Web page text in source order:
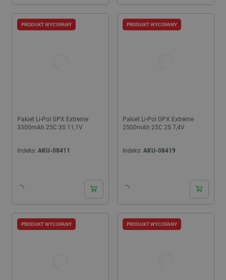
Pakiet Li-Pol GPX Extreme
3300mAh 25C 3S 11,1V
Indeks: AKU-08411
PRODUKT WYCOFANY
Pakiet Li-Pol GPX Extreme
2500mAh 25C 2S 7,4V
Indeks: AKU-08419
PRODUKT WYCOFANY
PRODUKT WYCOFANY PRODUKT WYCOFANY